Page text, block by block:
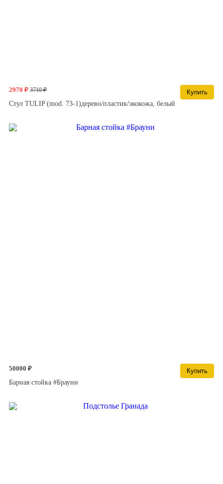
2970 ₽ 3710 ₽
Купить
Стул TULIP (mod. 73-1)дерево/пластик/экокожа, белый
50000 ₽
Купить
Барная стойка #Брауни